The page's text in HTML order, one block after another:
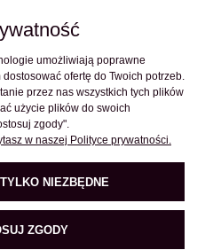
KLIENTA
umożliwiają poprawne
ofertę do Twoich potrzeb.
przez nas wszystkich tych plików
użycie plików do swoich
zgody".
w naszej Polityce prywatności.
NIEZBĘDNE
ZGODY